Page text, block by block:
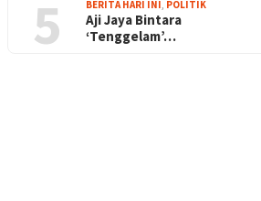
5 BERITA HARI INI, POLITIK
Aji Jaya Bintara
‘Tenggelam’…